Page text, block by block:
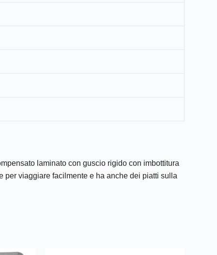
laminato con guscio rigido con imbottitura
per viaggiare facilmente e ha anche dei piatti sulla